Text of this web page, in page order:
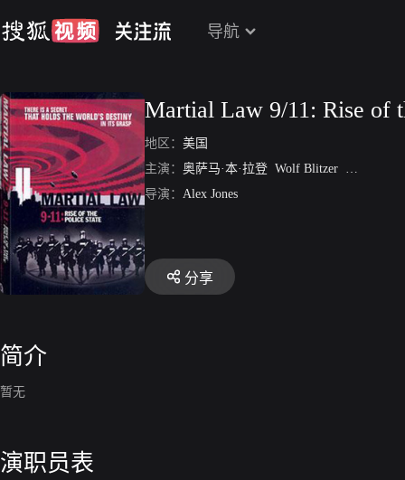
导航
Martial Law 9/11: Rise of
地区： 美国
主演： 奥萨马·本·拉登 Wolf Blitzer 乔治·布什
导演： Alex Jones
分享
简介
暂无
演职员表